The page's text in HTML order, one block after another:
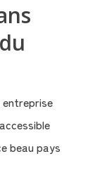
beau pays